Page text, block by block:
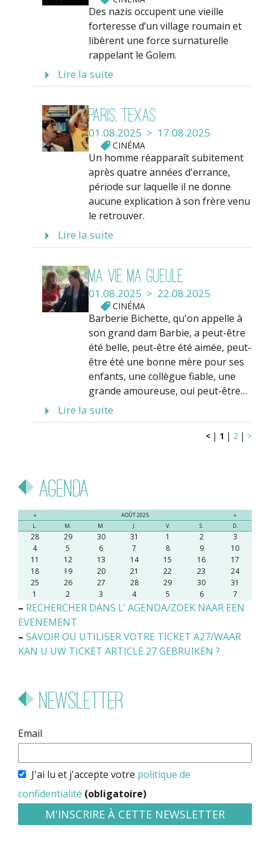
Des nazis occupent une vieille
forteresse d’un village roumain et
libèrent une force surnaturelle
rappelant le Golem.
Lire la suite
Paris, Texas
01.08.2025 > 17.08.2025
CINÉMA
Un homme réapparaît subitement
après quatre années d'errance,
période sur laquelle il ne donne
aucune explication à son frère venu
le retrouver.
Lire la suite
Ma vie ma gueule
01.08.2025 > 22.08.2025
CINÉMA
Barberie Bichette, qu'on appelle à
son grand dam Barbie, a peut-être
été belle, peut-être été aimée, peut-
être été une bonne mère pour ses
enfants, une collègue fiable, une
grande amoureuse, oui peut-être…
Lire la suite
< | 1 | 2 | >
Agenda
« AOÛT 2025
»
L.
M. M. J. V. S. D.
28 29 30 31 1 2
3
4
5 6 7 8 9
10
11
12 13 14 15 16
17
18
19 20 21 22 23
24
25
26 27 28 29 30
31
1
2 3 4 5 6 7
– RECHERCHER DANS L’ AGENDA/ZOEK NAAR EEN
EVENEMENT
– SAVOIR OU UTILISER VOTRE TICKET A27/WAAR
KAN U UW TICKET ARTICLE 27 GEBRUIKEN ?
Newsletter
Email
J'ai lu et j'accepte votre politique de
confidentialité (obligatoire)